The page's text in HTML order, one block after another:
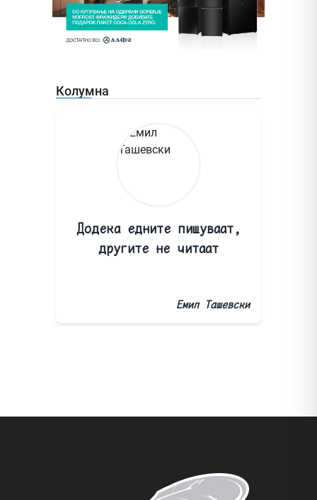
Колумна
Додека едните пишуваат,
другите не читаат
Емил Ташевски